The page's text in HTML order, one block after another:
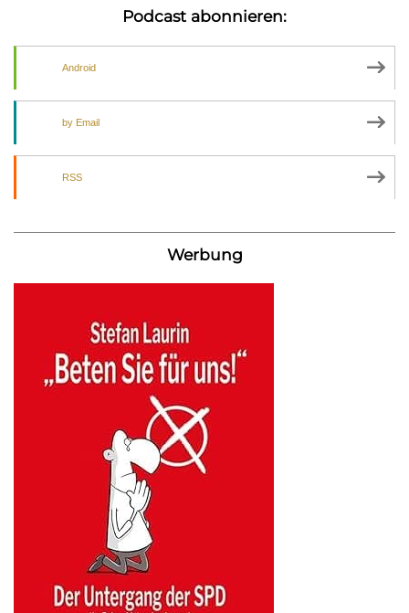
Podcast abonnieren:
Android
by Email
RSS
Werbung